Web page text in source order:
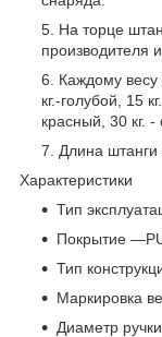
На торце
производителя
Каждому весу
кг.-голубой, 15
красный, 30 кг. -
Длина штанги
Характеристики
Тип
Покрытие
Тип
Маркировка
Диаметр